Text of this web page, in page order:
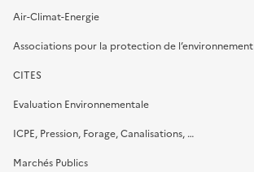
Air-Climat-Energie
Associations pour la protection de l’environnement
CITES
Evaluation Environnementale
ICPE, Pression, Forage, Canalisations, …
Marchés Publics